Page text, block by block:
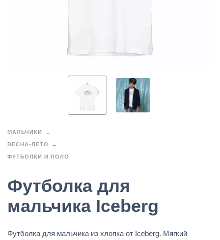
МАЛЬЧИКИ
ВЕСНА-ЛЕТО
ФУТБОЛКИ И ПОЛО
Футболка для
мальчика Iceberg
Футболка для мальчика из хлопка от Iceberg. Мягкий